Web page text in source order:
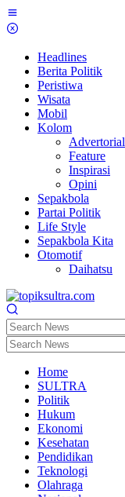
Skip
to
Headlines
Berita Politik
Peristiwa
Wisata
Mobil
Kolom
Advertorial
Feature
Inspirasi
Opini
Sepakbola
Partai Politik
Life Style
Sepakbola Kita
Otomotif
Daihatsu
Home
SULTRA
Politik
Hukum
Ekonomi
Kesehatan
Pendidikan
Teknologi
Olahraga